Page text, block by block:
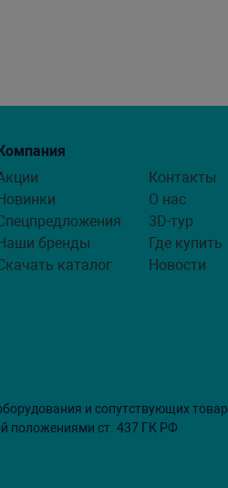
бренды
каталог
Контакты
О нас
3D-тур
Где купить
Новости
и сопутствующих
положениями ст. 437 ГК РФ